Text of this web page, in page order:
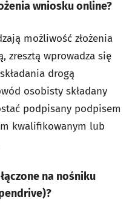
wniosku online?
możliwość złożenia
zresztą wprowadza się
drogą
osobisty składany
podpisany podpisem
kwalifikowanym lub
na nośniku